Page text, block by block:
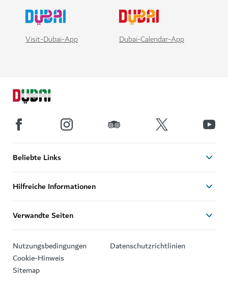
Visit-Dubai-App Dubai-Calendar-App
Beliebte Links
Hilfreiche Informationen
Verwandte Seiten
Nutzungsbedingungen
Datenschutzrichtlinien
Cookie-Hinweis
Sitemap